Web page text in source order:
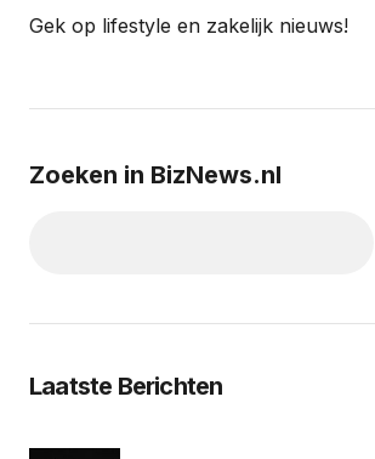
Gek op lifestyle en zakelijk nieuws!
Zoeken in BizNews.nl
Laatste Berichten